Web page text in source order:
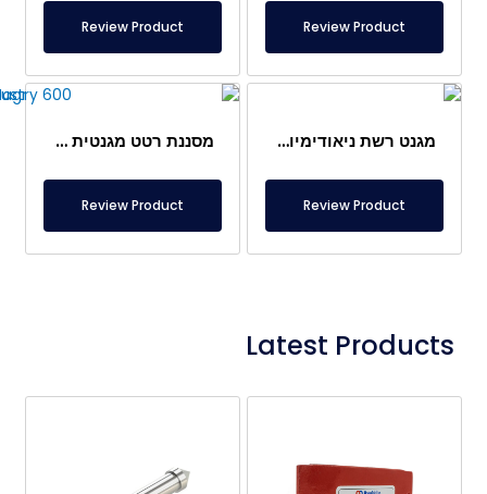
Review Product
Review Product
מגנט רשת ניאודימיום Ø163 מ"מ – מיוחד למכונות קפה
Review Product
מסננת רטט מגנטית Ø600 מ"מ מיוחדת לתעשיית התרופות
Review Product
Latest Products